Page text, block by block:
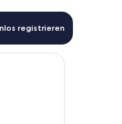
registrieren